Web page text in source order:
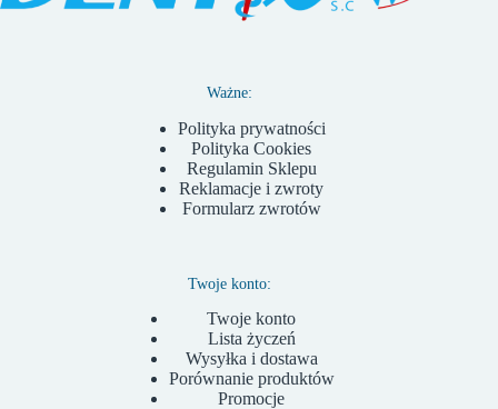
Ważne:
Polityka prywatności
Polityka Cookies
Regulamin Sklepu
Reklamacje i zwroty
Formularz zwrotów
Twoje konto:
Twoje konto
Lista życzeń
Wysyłka i dostawa
Porównanie produktów
Promocje